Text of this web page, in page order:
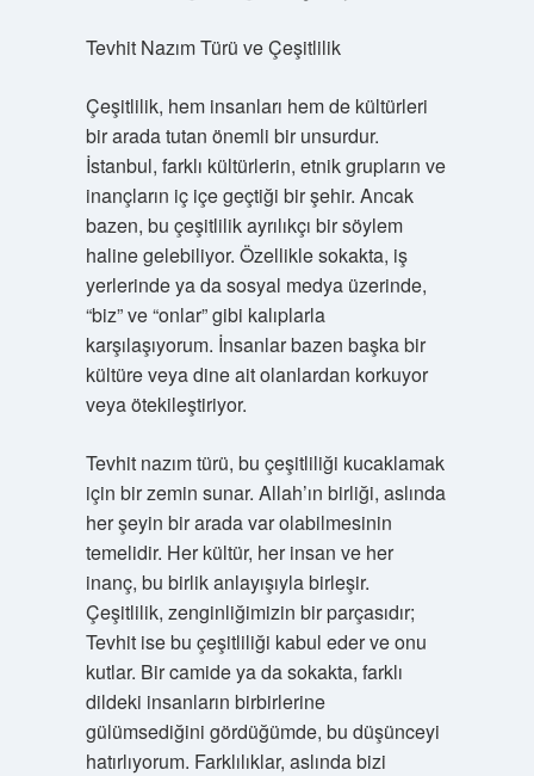
Tevhit Nazım Türü ve Çeşitlilik
Çeşitlilik, hem insanları hem de kültürleri
bir arada tutan önemli bir unsurdur.
İstanbul, farklı kültürlerin, etnik grupların ve
inançların iç içe geçtiği bir şehir. Ancak
bazen, bu çeşitlilik ayrılıkçı bir söylem
haline gelebiliyor. Özellikle sokakta, iş
yerlerinde ya da sosyal medya üzerinde,
“biz” ve “onlar” gibi kalıplarla
karşılaşıyorum. İnsanlar bazen başka bir
kültüre veya dine ait olanlardan korkuyor
veya ötekileştiriyor.
Tevhit nazım türü, bu çeşitliliği kucaklamak
için bir zemin sunar. Allah’ın birliği, aslında
her şeyin bir arada var olabilmesinin
temelidir. Her kültür, her insan ve her
inanç, bu birlik anlayışıyla birleşir.
Çeşitlilik, zenginliğimizin bir parçasıdır;
Tevhit ise bu çeşitliliği kabul eder ve onu
kutlar. Bir camide ya da sokakta, farklı
dildeki insanların birbirlerine
gülümsediğini gördüğümde, bu düşünceyi
hatırlıyorum. Farklılıklar, aslında bizi